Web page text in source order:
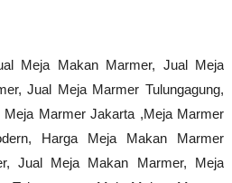
Meja Makan Marmer, Jual Meja
Jual Meja Marmer Tulungagung,
Meja Marmer Jakarta ,Meja Marmer
Harga Meja Makan Marmer
Jual Meja Makan Marmer, Meja